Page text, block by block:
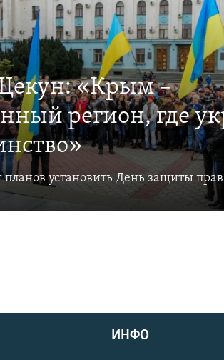
«Крым –
регион, где
планов установить День защиты
ИНФО